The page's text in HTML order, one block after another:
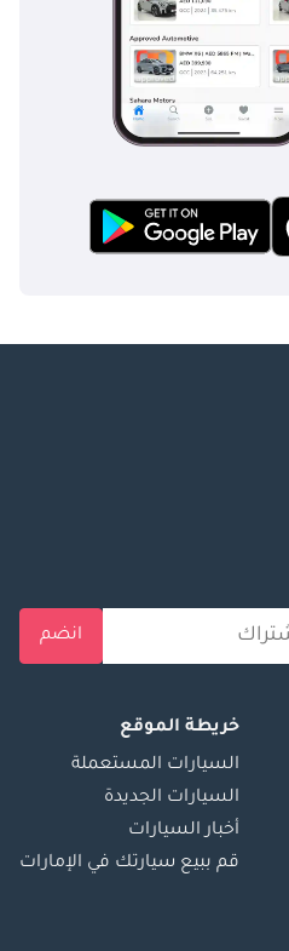
انضم
خريطة الموقع
السيارات المستعملة
السيارات الجديدة
أخبار السيارات
قم ببيع سيارتك في الإمارات